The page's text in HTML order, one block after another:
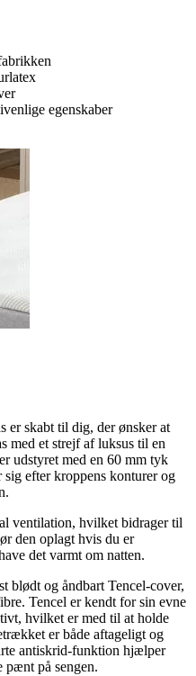
egenskaber
er skabt til dig, der ønsker at
med et strejf af luksus til en
udstyret med en 60 mm tyk
efter kroppens konturer og
ventilation, hvilket bidrager til
den oplagt hvis du er
det varmt om natten.
blødt og åndbart Tencel-cover,
Tencel er kendt for sin evne
hvilket er med til at holde
er både aftageligt og
antiskrid-funktion hjælper
pænt på sengen.